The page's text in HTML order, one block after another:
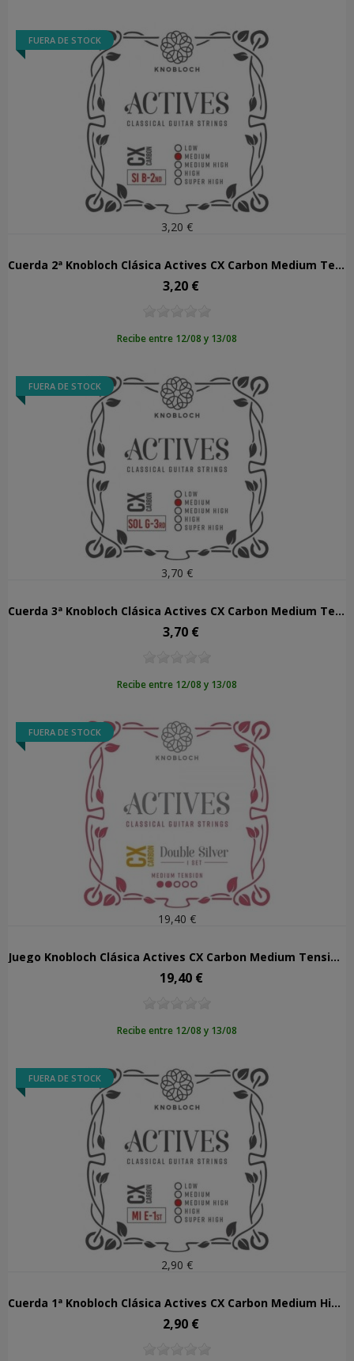
FUERA DE STOCK
3,20 €
Cuerda 2ª Knobloch Clásica Actives CX Carbon Medium Tension 302ACX
Precio
3,20 €
Recibe entre 12/08 y 13/08
FUERA DE STOCK
3,70 €
Cuerda 3ª Knobloch Clásica Actives CX Carbon Medium Tension 303ACX
Precio
3,70 €
Recibe entre 12/08 y 13/08
FUERA DE STOCK
19,40 €
Juego Knobloch Clásica Actives CX Carbon Medium Tension 300ADC
Precio
19,40 €
Recibe entre 12/08 y 13/08
FUERA DE STOCK
2,90 €
Cuerda 1ª Knobloch Clásica Actives CX Carbon Medium High Tens 401ACX
Precio
2,90 €